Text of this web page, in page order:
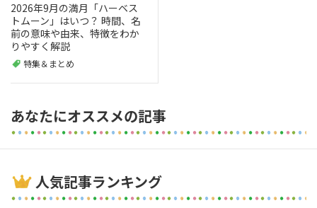
2026年9月の満月「ハーベス
トムーン」はいつ？ 時間、名
前の意味や由来、特徴をわか
りやすく解説
特集＆まとめ
あなたにオススメの記事
人気記事ランキング